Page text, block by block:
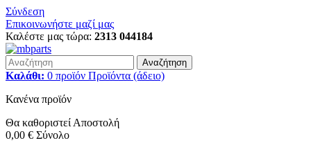
Σύνδεση
Επικοινωνήστε μαζί μας
Καλέστε μας τώρα: 2313 044184
Αναζήτηση
Καλάθι: 0 προϊόν Προϊόντα (άδειο)
Κανένα προϊόν
Θα καθοριστεί Αποστολή
0,00 € Σύνολο